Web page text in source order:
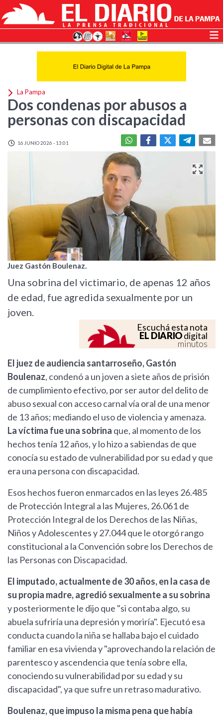
La Pampa
Dos condenas por abusos a
personas con discapacidad
16 JUNIO 2026 - 13:01
Juez Gastón Boulenaz.
Una sobrina del victimario, de apenas 12 años
de edad, fue agredida sexualmente por un
joven.
Escuchá esta nota
EL DIARIOdigital
minutos
El juez de audiencia santarroseño, Gastón
Boulenaz, condenó a un joven a siete años de prisión
de cumplimiento efectivo, por ser autor del delito de
abuso sexual con acceso carnal vía oral de una menor
de 13 años; mediando el uso de violencia y amenaza.
La víctima fue una sobrina que, al momento de los
hechos tenía 12 años, y lo hizo a sabiendas de que
conocía su estado de vulnerabilidad por su edad y que
era una persona con discapacidad.
Esos hechos fueron enmarcados en las leyes 26.485
de Protección Integral a las Mujeres, 26.061 de
Protección Integral de los Derechos de las Niñas,
Niños y Adolescentes y 27.044 que le otorgó rango
constitucional a la Convención sobre los Derechos de
las Personas con Discapacidad.
El imputado, actualmente de 30 años, en la casa de
su propia madre, agredió sexualmente a su sobrina
y posteriormente le dijo que "si contaba algo, su
abuela sufriría una depresión y moriría". Ejecutó esa
conducta cuando la niña se hallaba bajo el cuidado
familiar en esa vivienda y "aprovechando la relación de
parentesco y ascendencia que tenía sobre ella,
conociendo su vulnerabilidad por su edad y su
discapacidad", ya que sufre un retraso madurativo.
Boulenaz, que impuso la misma pena que había